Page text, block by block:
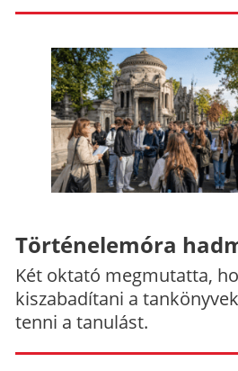
Történelemóra
Két oktató megmutatta,
kiszabadítani a
tenni a tanulást.